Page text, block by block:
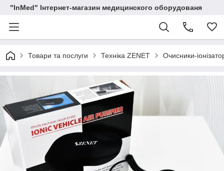
"InMed" Інтернет-магазин медицинского оборудованя
Товари та послуги Техніка ZENET Очисники-